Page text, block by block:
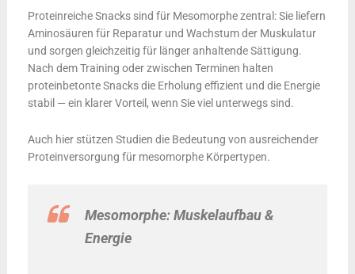
Proteinreiche Snacks sind für Mesomorphe zentral: Sie liefern
Aminosäuren für Reparatur und Wachstum der Muskulatur
und sorgen gleichzeitig für länger anhaltende Sättigung.
Nach dem Training oder zwischen Terminen halten
proteinbetonte Snacks die Erholung effizient und die Energie
stabil — ein klarer Vorteil, wenn Sie viel unterwegs sind.
Auch hier stützen Studien die Bedeutung von ausreichender
Proteinversorgung für mesomorphe Körpertypen.
Mesomorphe: Muskelaufbau &
Energie